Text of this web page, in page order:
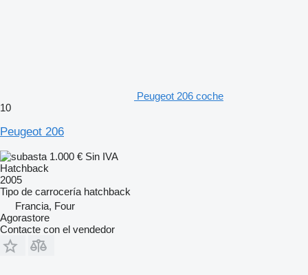
Peugeot 206 coche
10
Peugeot 206
1.000 € Sin IVA
Hatchback
2005
Tipo de carrocería hatchback
Francia, Four
Agorastore
Contacte con el vendedor